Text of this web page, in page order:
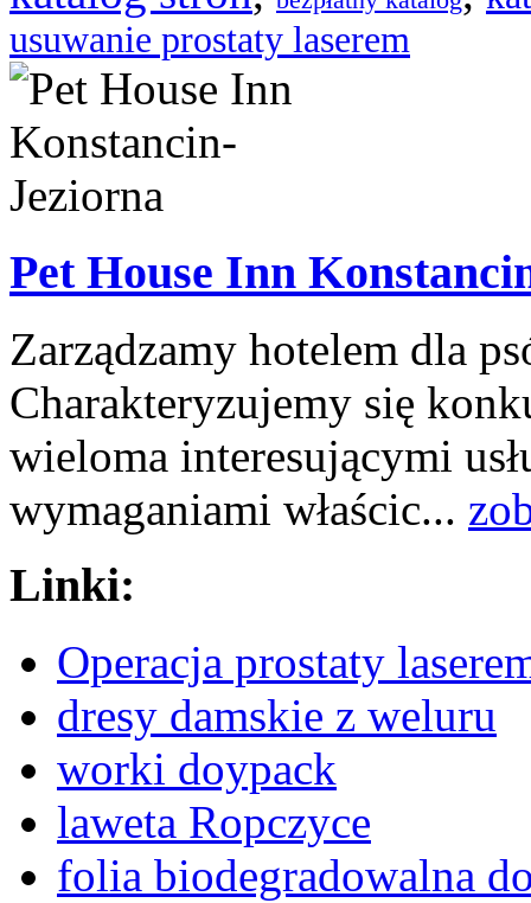
usuwanie prostaty laserem
Pet House Inn
Zarządzamy hotelem dla
Charakteryzujemy się
wieloma interesującymi
wymaganiami właścic...
Linki:
Operacja prostaty
dresy damskie z weluru
worki doypack
laweta Ropczyce
folia biodegradowalna